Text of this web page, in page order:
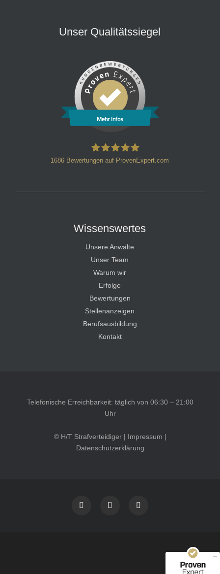
Unser Qualitätssiegel
Mehr Infos
1686 Bewertungen auf ProvenExpert.com
Wissenswertes
Unsere Anwälte
Unser Team
Warum wir
Erfolge
Bewertungen
Stellenanzeigen
Berufsausbildung
Kontakt
Telefonische Erreichbarkeit: täglich von 06:30 – 21:00
Uhr
© H/T Strafverteidiger | Impressum |
Datenschutzerklärung
40